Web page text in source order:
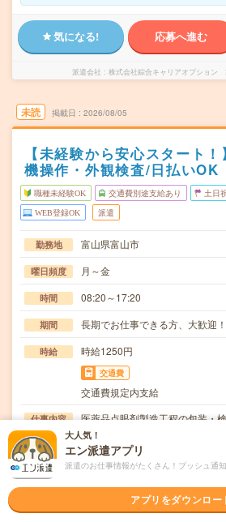
気になる! 応募へ進む
派遣会社 株式会社綜合キャリアオプション
未読 掲載日 2026/08/05
【未経験から安心スタート
機操作・外観検査/日払いOK
職種未経験OK 交通費別途支給あり 土日
WEB登録OK 派遣
勤務地 富山県富山市
曜日頻度 月～金
時間 08:20～17:20
期間 長期でお仕事できる方、大歓迎！
時給 時給1250円
交通費
交通費規定内支給
仕事内容
医薬品点眼剤製造工程の包装・
ターラインで流れてくる点眼剤
応募資格
職種未経験OK / ブランクOK / 英
◆未経験OK！〇まずは事前登録
で気軽にオンライン登録★氏名
職場の雰囲気
大人気！
エン派遣アプリ
派遣のお仕事情報がたくさん！プッシュ通
アプリをダウンロー